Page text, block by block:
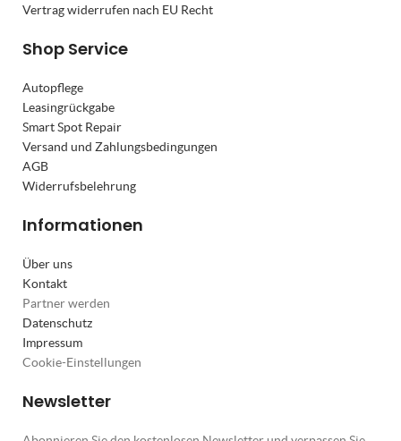
Vertrag widerrufen nach EU Recht
Shop Service
Autopflege
Leasingrückgabe
Smart Spot Repair
Versand und Zahlungsbedingungen
AGB
Widerrufsbelehrung
Informationen
Über uns
Kontakt
Partner werden
Datenschutz
Impressum
Cookie-Einstellungen
Newsletter